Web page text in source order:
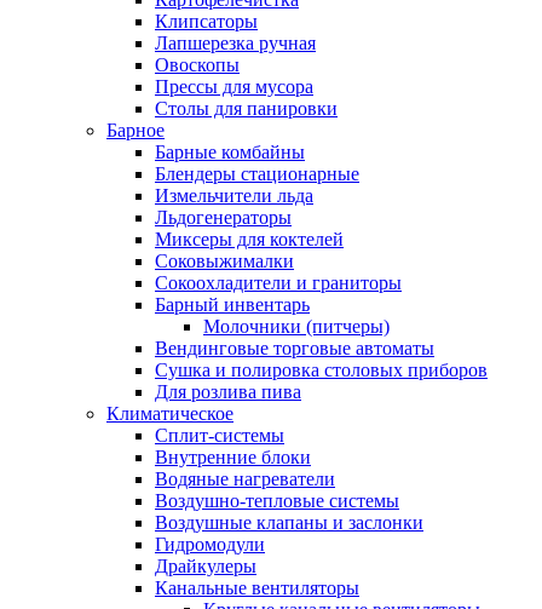
Клипсаторы
Лапшерезка ручная
Овоскопы
Прессы для мусора
Столы для панировки
Барное
Барные комбайны
Блендеры стационарные
Измельчители льда
Льдогенераторы
Миксеры для коктелей
Соковыжималки
Сокоохладители и граниторы
Барный инвентарь
Молочники (питчеры)
Вендинговые торговые автоматы
Сушка и полировка столовых приборов
Для розлива пива
Климатическое
Сплит-системы
Внутренние блоки
Водяные нагреватели
Воздушно-тепловые системы
Воздушные клапаны и заслонки
Гидромодули
Драйкулеры
Канальные вентиляторы